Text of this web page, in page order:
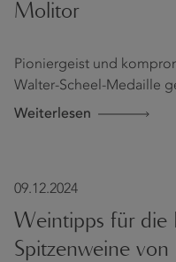
Molitor
Pioniergeist und
Walter-Scheel-Medaille
Weiterlesen
09.12.2024
Weintipps für die
Spitzenweine